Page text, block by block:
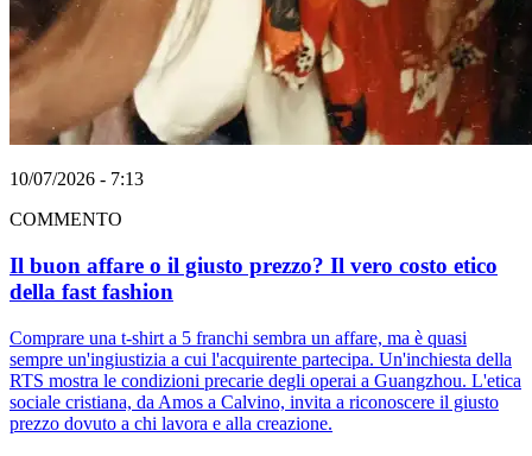
10/07/2026 - 7:13
COMMENTO
Il buon affare o il giusto prezzo? Il vero costo etico
della fast fashion
Comprare una t-shirt a 5 franchi sembra un affare, ma è quasi
sempre un'ingiustizia a cui l'acquirente partecipa. Un'inchiesta della
RTS mostra le condizioni precarie degli operai a Guangzhou. L'etica
sociale cristiana, da Amos a Calvino, invita a riconoscere il giusto
prezzo dovuto a chi lavora e alla creazione.